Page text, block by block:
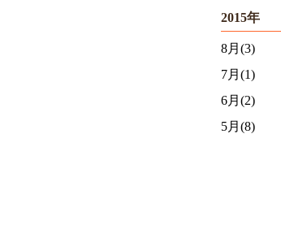
2015年
8月(3)
7月(1)
6月(2)
5月(8)